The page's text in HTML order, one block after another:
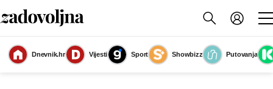
Dnevnik.hr Vijesti Sport Showbizz
Putovanja
Slika nije dostupna